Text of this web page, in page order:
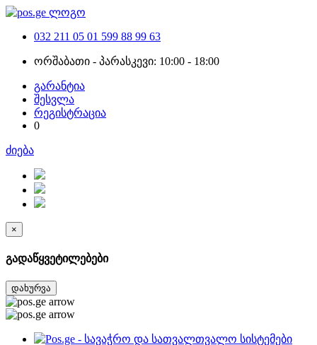
032 211 05 01 599 88 99 63
ორშაბათი - პარასკევი: 10:00 - 18:00
გარანტია
შესვლა
რეგისტრაცია
0
ძიება
×
გადაწყვეტილებები
დახურვა